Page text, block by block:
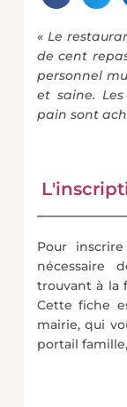
« Le
de cent
personnel
et saine.
pain sont
Pour
nécessaire
trouvant à la
Cette fiche
mairie, qui
portail